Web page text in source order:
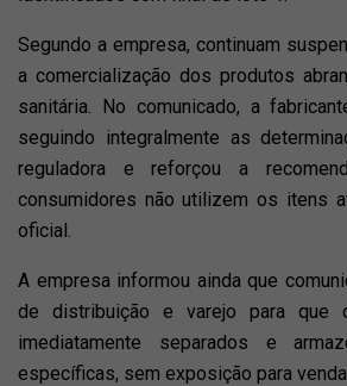
Segundo a empresa, continuam
a comercialização dos produtos
sanitária. No comunicado, a
seguindo integralmente as
reguladora e reforçou a
consumidores não utilizem os itens
oficial.
A empresa informou ainda que
de distribuição e varejo para que
imediatamente separados e
específicas, sem exposição para